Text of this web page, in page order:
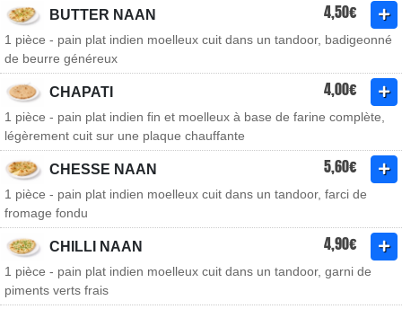
BUTTER NAAN 4,50€
1 pièce - pain plat indien moelleux cuit dans un tandoor, badigeonné
de beurre généreux
CHAPATI 4,00€
1 pièce - pain plat indien fin et moelleux à base de farine complète,
légèrement cuit sur une plaque chauffante
CHESSE NAAN 5,60€
1 pièce - pain plat indien moelleux cuit dans un tandoor, farci de
fromage fondu
CHILLI NAAN 4,90€
1 pièce - pain plat indien moelleux cuit dans un tandoor, garni de
piments verts frais